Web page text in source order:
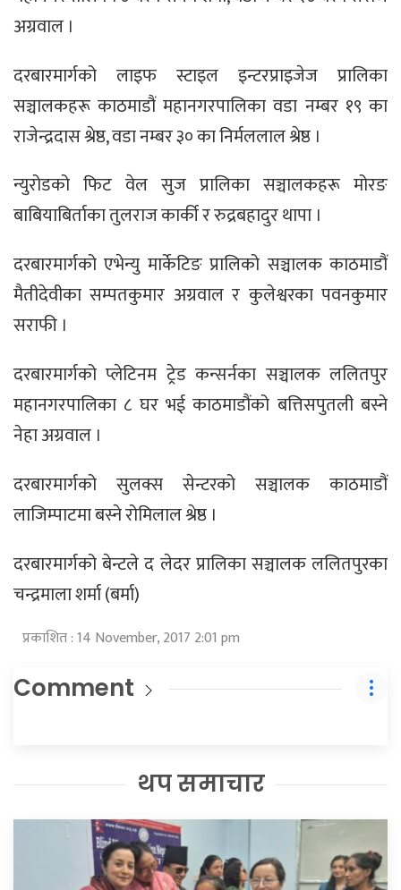
अग्रवाल ।
दरबारमार्गको लाइफ स्टाइल इन्टरप्राइजेज प्रालिका
सञ्चालकहरू काठमाडौं महानगरपालिका वडा नम्बर १९ का
राजेन्द्रदास श्रेष्ठ, वडा नम्बर ३० का निर्मललाल श्रेष्ठ ।
न्युरोडको फिट वेल सुज प्रालिका सञ्चालकहरू मोरङ
बाबियाबिर्ताका तुलराज कार्की र रुद्रबहादुर थापा ।
दरबारमार्गको एभेन्यु मार्केटिङ प्रालिको सञ्चालक काठमाडौं
मैतीदेवीका सम्पतकुमार अग्रवाल र कुलेश्वरका पवनकुमार
सराफी ।
दरबारमार्गको प्लेटिनम ट्रेड कन्सर्नका सञ्चालक ललितपुर
महानगरपालिका ८ घर भई काठमाडौंको बत्तिसपुतली बस्ने
नेहा अग्रवाल ।
दरबारमार्गको सुलक्स सेन्टरको सञ्चालक काठमाडौं
लाजिम्पाटमा बस्ने रोमिलाल श्रेष्ठ ।
दरबारमार्गको बेन्टले द लेदर प्रालिका सञ्चालक ललितपुरका
चन्द्रमाला शर्मा (बर्मा)
प्रकाशित : 14 November, 2017 2:01 pm
Comment
थप समाचार